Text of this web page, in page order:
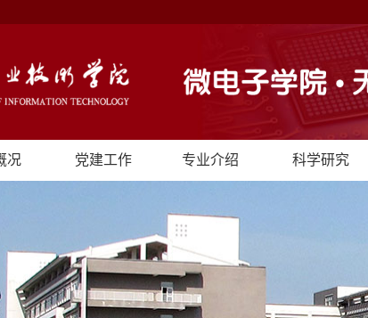
况 党建工作 专业介绍 科学研究